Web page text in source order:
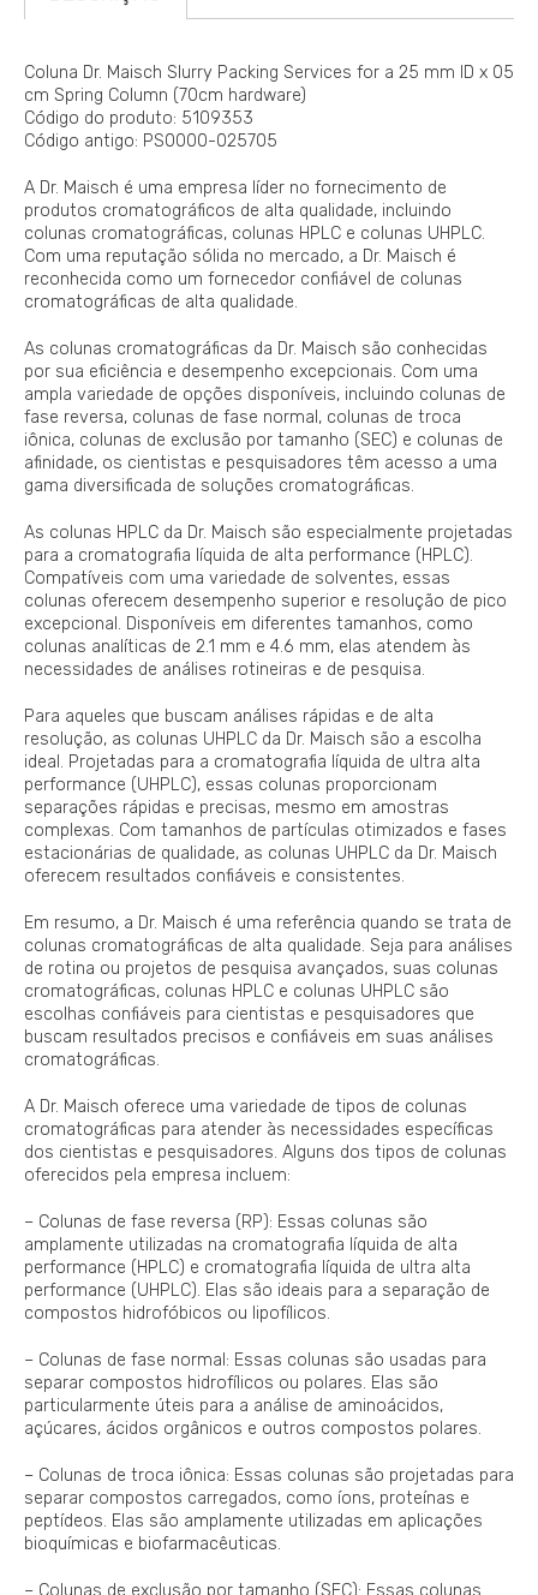
Coluna Dr. Maisch Slurry Packing Services for a 25 mm ID x 05
cm Spring Column (70cm hardware)
Código do produto: 5109353
Código antigo: PS0000-025705
A Dr. Maisch é uma empresa líder no fornecimento de
produtos cromatográficos de alta qualidade, incluindo
colunas cromatográficas, colunas HPLC e colunas UHPLC.
Com uma reputação sólida no mercado, a Dr. Maisch é
reconhecida como um fornecedor confiável de colunas
cromatográficas de alta qualidade.
As colunas cromatográficas da Dr. Maisch são conhecidas
por sua eficiência e desempenho excepcionais. Com uma
ampla variedade de opções disponíveis, incluindo colunas de
fase reversa, colunas de fase normal, colunas de troca
iônica, colunas de exclusão por tamanho (SEC) e colunas de
afinidade, os cientistas e pesquisadores têm acesso a uma
gama diversificada de soluções cromatográficas.
As colunas HPLC da Dr. Maisch são especialmente projetadas
para a cromatografia líquida de alta performance (HPLC).
Compatíveis com uma variedade de solventes, essas
colunas oferecem desempenho superior e resolução de pico
excepcional. Disponíveis em diferentes tamanhos, como
colunas analíticas de 2.1 mm e 4.6 mm, elas atendem às
necessidades de análises rotineiras e de pesquisa.
Para aqueles que buscam análises rápidas e de alta
resolução, as colunas UHPLC da Dr. Maisch são a escolha
ideal. Projetadas para a cromatografia líquida de ultra alta
performance (UHPLC), essas colunas proporcionam
separações rápidas e precisas, mesmo em amostras
complexas. Com tamanhos de partículas otimizados e fases
estacionárias de qualidade, as colunas UHPLC da Dr. Maisch
oferecem resultados confiáveis e consistentes.
Em resumo, a Dr. Maisch é uma referência quando se trata de
colunas cromatográficas de alta qualidade. Seja para análises
de rotina ou projetos de pesquisa avançados, suas colunas
cromatográficas, colunas HPLC e colunas UHPLC são
escolhas confiáveis para cientistas e pesquisadores que
buscam resultados precisos e confiáveis em suas análises
cromatográficas.
A Dr. Maisch oferece uma variedade de tipos de colunas
cromatográficas para atender às necessidades específicas
dos cientistas e pesquisadores. Alguns dos tipos de colunas
oferecidos pela empresa incluem:
– Colunas de fase reversa (RP): Essas colunas são
amplamente utilizadas na cromatografia líquida de alta
performance (HPLC) e cromatografia líquida de ultra alta
performance (UHPLC). Elas são ideais para a separação de
compostos hidrofóbicos ou lipofílicos.
– Colunas de fase normal: Essas colunas são usadas para
separar compostos hidrofílicos ou polares. Elas são
particularmente úteis para a análise de aminoácidos,
açúcares, ácidos orgânicos e outros compostos polares.
– Colunas de troca iônica: Essas colunas são projetadas para
separar compostos carregados, como íons, proteínas e
peptídeos. Elas são amplamente utilizadas em aplicações
bioquímicas e biofarmacêuticas.
– Colunas de exclusão por tamanho (SEC): Essas colunas